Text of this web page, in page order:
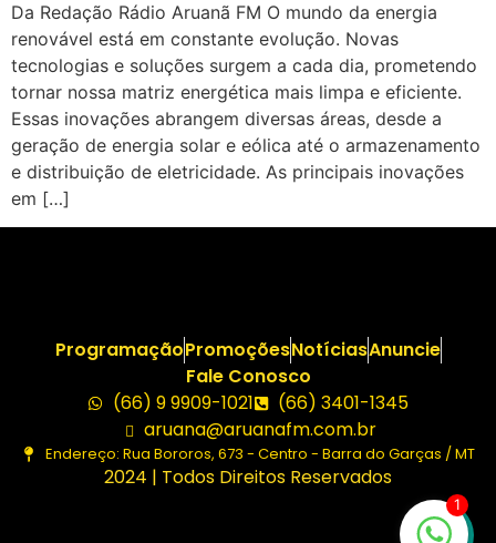
Da Redação Rádio Aruanã FM O mundo da energia
renovável está em constante evolução. Novas
tecnologias e soluções surgem a cada dia, prometendo
tornar nossa matriz energética mais limpa e eficiente.
Essas inovações abrangem diversas áreas, desde a
geração de energia solar e eólica até o armazenamento
e distribuição de eletricidade. As principais inovações
em […]
ProgramaçãoPromoçõesNotíciasAnuncie
Fale Conosco
(66) 9 9909-1021
(66) 3401-1345
aruana@aruanafm.com.br
Endereço: Rua Bororos, 673 - Centro - Barra do Garças / MT
2024 | Todos Direitos Reservados
1